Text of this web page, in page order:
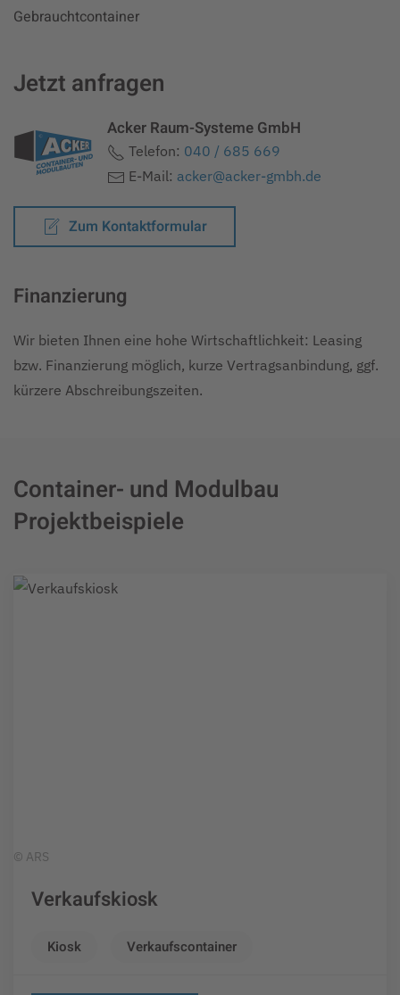
Gebrauchtcontainer
Jetzt anfragen
Acker Raum-Systeme GmbH
Telefon: 040 / 685 669
E-Mail: acker@acker-gmbh.de
Zum Kontaktformular
Finanzierung
Wir bieten Ihnen eine hohe Wirtschaftlichkeit: Leasing
bzw. Finanzierung möglich, kurze Vertragsanbindung, ggf.
kürzere Abschreibungszeiten.
Container- und Modulbau
Projektbeispiele
© ARS
Verkaufskiosk
Kiosk Verkaufscontainer